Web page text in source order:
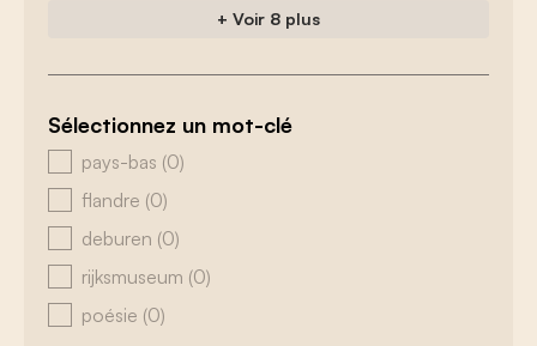
+ Voir 8 plus
Sélectionnez un mot-clé
zoeken - tags
pays-bas (0)
flandre (0)
deburen (0)
rijksmuseum (0)
poésie (0)